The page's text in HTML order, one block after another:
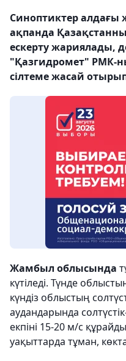
Синоптиктер алдағы
ақпанда
ескерту жариялады,
"Қазгидромет" РМК-
сілтеме жасай
Жамбыл облысында
күтіледі. Түнде
күндіз облыстың
аудандарында
екпіні 15-20 м/с
уақыттарда тұман,